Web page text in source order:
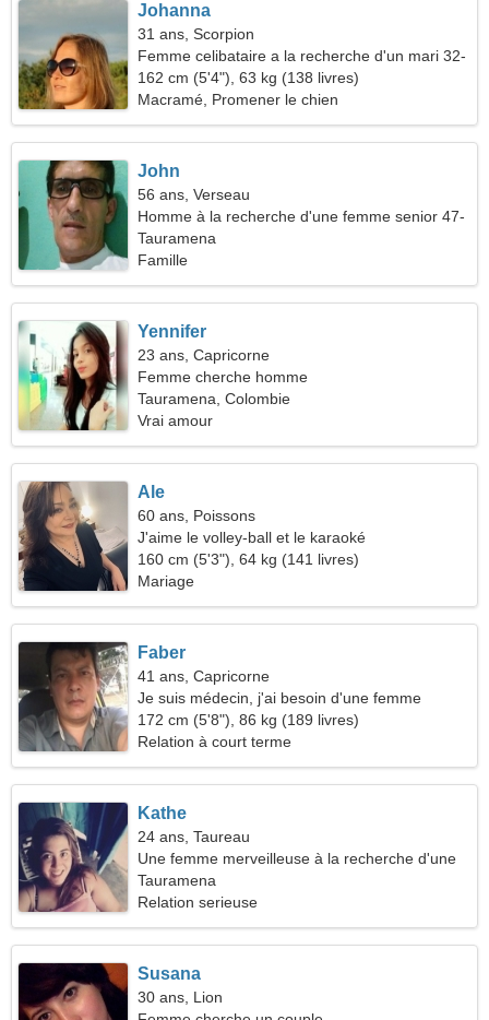
Johanna
31 ans, Scorpion
Femme celibataire a la recherche d'un mari 32-
43
162 cm (5'4"), 63 kg (138 livres)
Macramé, Promener le chien
John
56 ans, Verseau
Homme à la recherche d'une femme senior 47-
54
Tauramena
Famille
Yennifer
23 ans, Capricorne
Femme cherche homme
Tauramena, Colombie
Vrai amour
Ale
60 ans, Poissons
J'aime le volley-ball et le karaoké
160 cm (5'3"), 64 kg (141 livres)
Mariage
Faber
41 ans, Capricorne
Je suis médecin, j'ai besoin d'une femme
gracieuse
172 cm (5'8"), 86 kg (189 livres)
Relation à court terme
Kathe
24 ans, Taureau
Une femme merveilleuse à la recherche d'une
relation passionnée
Tauramena
Relation serieuse
Susana
30 ans, Lion